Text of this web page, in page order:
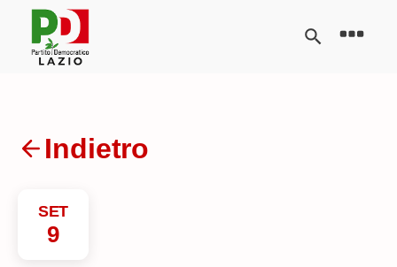
Indietro
SET
9